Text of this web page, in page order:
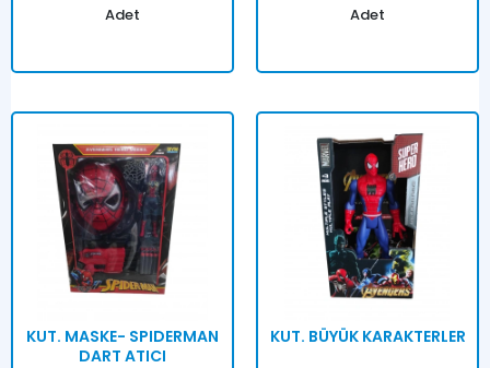
Adet Adet
KUT. MASKE- SPIDERMAN
DART ATICI
KUT. BÜYÜK KARAKTERLER